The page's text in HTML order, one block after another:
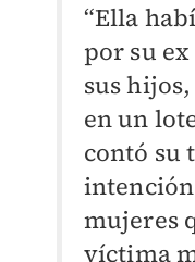
“Ella
por su
sus
en un
contó su
intención
mujeres
víctima